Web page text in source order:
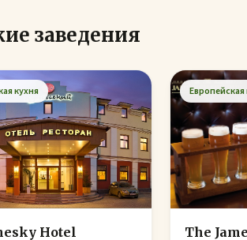
заведения
кухня
Hotel
Европейская
The